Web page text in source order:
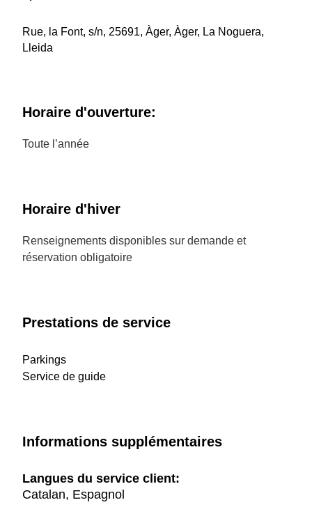
Rue, la Font, s/n, 25691, Àger, Àger, La Noguera,
Lleida
Horaire d'ouverture:
Toute l’année
Horaire d'hiver
Renseignements disponibles sur demande et
réservation obligatoire
Prestations de service
Parkings
Service de guide
Informations supplémentaires
Langues du service client:
Catalan, Espagnol